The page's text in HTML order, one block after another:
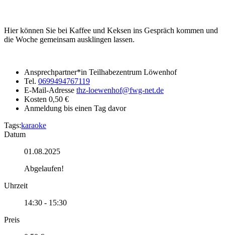
Hier können Sie bei Kaffee und Keksen ins Gespräch kommen und
die Woche gemeinsam ausklingen lassen.
Ansprechpartner*in Teilhabezentrum Löwenhof
Tel. 0699494767119
E-Mail-Adresse thz-loewenhof@fwg-net.de
Kosten 0,50 €
Anmeldung bis einen Tag davor
Tags:karaoke
Datum
01.08.2025
Abgelaufen!
Uhrzeit
14:30 - 15:30
Preis